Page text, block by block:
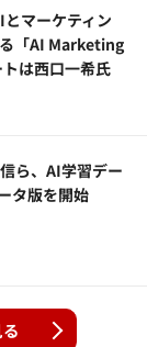
とマーケティン
「AI Marketing
は西口一希氏
ら、AI学習デー
タ版を開始